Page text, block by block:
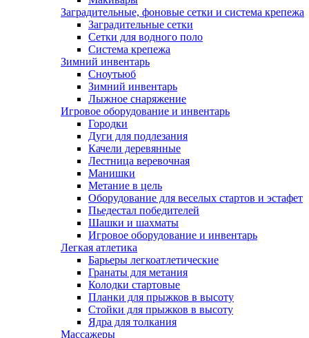
Заградительные, фоновые сетки и система крепежа
Заградительные сетки
Сетки для водного поло
Система крепежа
Зимний инвентарь
Сноутьюб
Зимний инвентарь
Лыжное снаряжение
Игровое оборудование и инвентарь
Городки
Дуги для подлезания
Качели деревянные
Лестница веревочная
Манишки
Метание в цель
Оборудование для веселых стартов и эстафет
Пьедестал победителей
Шашки и шахматы
Игровое оборудование и инвентарь
Легкая атлетика
Барьеры легкоатлетические
Гранаты для метания
Колодки стартовые
Планки для прыжков в высоту
Стойки для прыжков в высоту
Ядра для толкания
Массажеры